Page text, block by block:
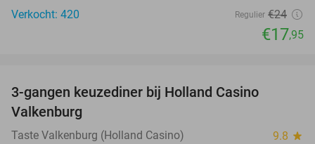
Verkocht: 420
Regulier €24
€17,95
3-gangen keuzediner bij Holland Casino
Valkenburg
Taste Valkenburg (Holland Casino) 9.8 star